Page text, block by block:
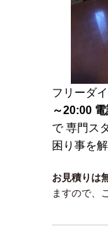
フリーダ
～20:00
で 専門ス
困り事を
お見積りは
ますので、